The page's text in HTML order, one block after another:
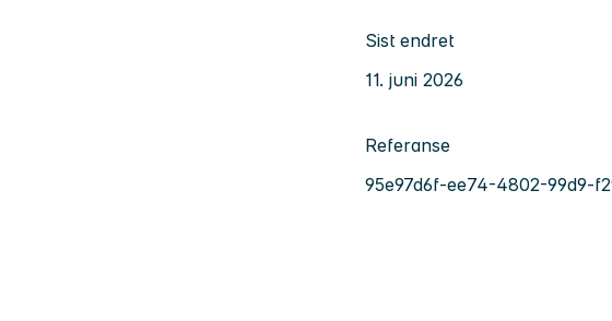
Sist endret
11. juni 2026
Referanse
95e97d6f-ee74-4802-99d9-